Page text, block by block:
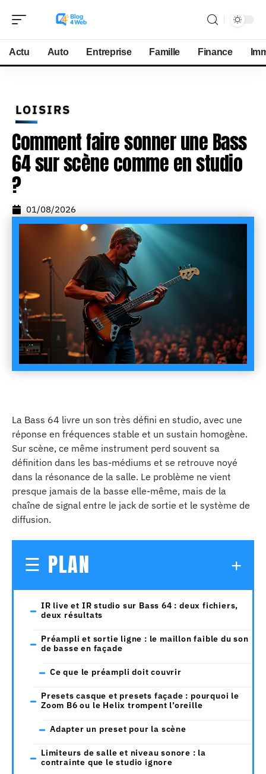
Actu Auto Entreprise Famille Finance
LOISIRS
Comment faire sonner une Bass
64 sur scène comme en studio
?
01/08/2026
La Bass 64 livre un son très défini en studio, avec une
réponse en fréquences stable et un sustain homogène.
Sur scène, ce même instrument perd souvent sa
définition dans les bas-médiums et se retrouve noyé
dans la résonance de la salle. Le problème ne vient
presque jamais de la basse elle-même, mais de la
chaîne de signal entre le jack de sortie et le système de
diffusion.
PLAN
IR live et IR studio sur Bass 64 : deux fichiers,
deux résultats
Préampli et sortie ligne : le maillon faible du son
de basse en façade
Ce que le préampli doit couvrir
Presets casque et presets façade : pourquoi le
Zoom B6 ou le Helix trompent l’oreille
Adapter un preset pour la scène
Limiteurs de salle et niveau sonore : la
contrainte que le studio ignore